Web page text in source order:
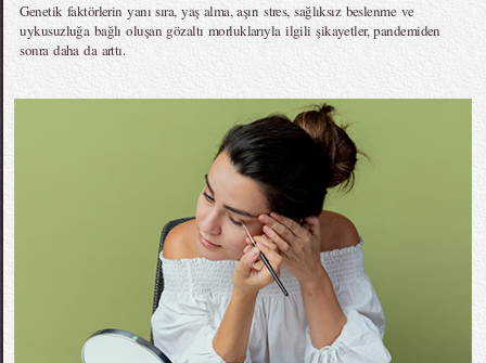
Genetik faktörlerin yanı sıra, yaş alma, aşırı stres, sağlıksız beslenme ve
uykusuzluğa bağlı oluşan gözaltı morluklarıyla ilgili şikayetler, pandemiden
sonra daha da arttı.